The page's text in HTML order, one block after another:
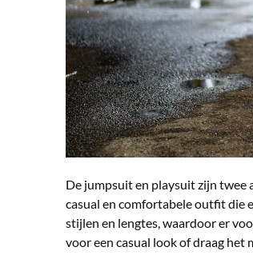
De jumpsuit en playsuit zijn twee
casual en comfortabele outfit die
stijlen en lengtes, waardoor er
voor een casual look of draag het